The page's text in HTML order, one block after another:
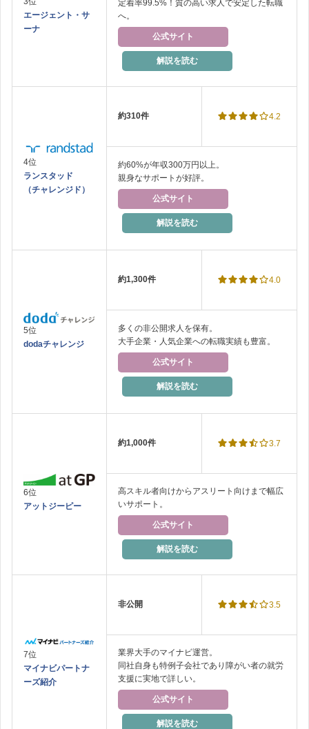
エージェント・サ
ーナ
定着率99.5%！質の高い求人で安定した転職
へ。
公式サイト
解説を読む
4位
ランスタッド
（チャレンジド）
約310件 4.2
約60%が年収300万円以上。
親身なサポートが好評。
公式サイト
解説を読む
5位
dodaチャレンジ
約1,300件 4.0
多くの非公開求人を保有。
大手企業・人気企業への転職実績も豊富。
公式サイト
解説を読む
6位
アットジーピー
約1,000件 3.7
高スキル者向けからアスリート向けまで幅広
いサポート。
公式サイト
解説を読む
7位
マイナビパートナ
ーズ紹介
非公開 3.5
業界大手のマイナビ運営。
同社自身も特例子会社であり障がい者の就労
支援に実地で詳しい。
公式サイト
解説を読む